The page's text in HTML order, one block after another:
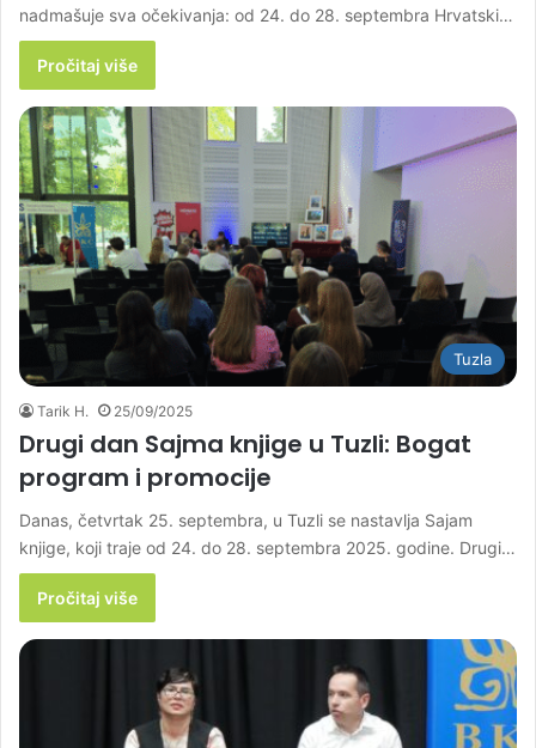
nadmašuje sva očekivanja: od 24. do 28. septembra Hrvatski…
Pročitaj više
Tuzla
Tarik H. 25/09/2025
Drugi dan Sajma knjige u Tuzli: Bogat
program i promocije
Danas, četvrtak 25. septembra, u Tuzli se nastavlja Sajam
knjige, koji traje od 24. do 28. septembra 2025. godine. Drugi…
Pročitaj više